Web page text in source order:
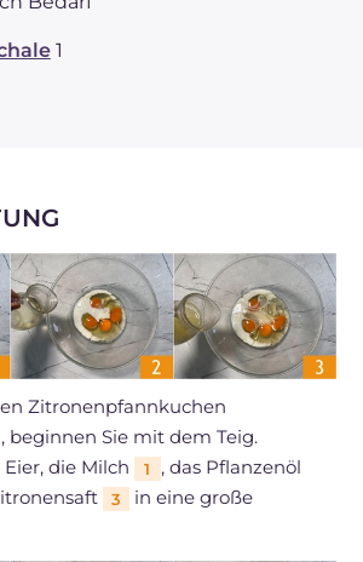
1
Zitronenpfannkuchen
beginnen Sie mit dem Teig.
die Milch
1 , das Pflanzenöl
3
in eine große